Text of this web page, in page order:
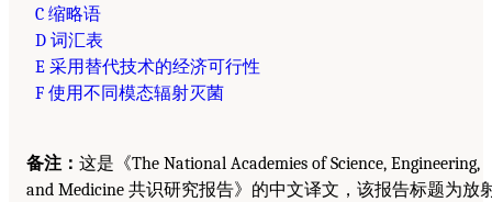
C 缩略语
D 词汇表
E 采用替代技术的经济可行性
F 使用不同模态辐射灭菌
备注： 这是《The National Academies of Science, Engineering,
and Medicine 共识研究报告》的中文译文，该报告标题为放